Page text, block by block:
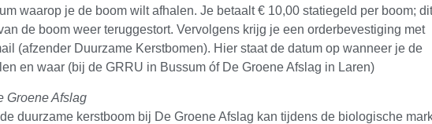
waarop je de boom wilt afhalen. Je betaalt € 10,00 statiegeld per boom; dit
de boom weer teruggestort. Vervolgens krijg je een orderbevestiging met
(afzender Duurzame Kerstbomen). Hier staat de datum op wanneer je de
en waar (bij de GRRU in Bussum óf De Groene Afslag in Laren)
Groene Afslag
duurzame kerstboom bij De Groene Afslag kan tijdens de biologische